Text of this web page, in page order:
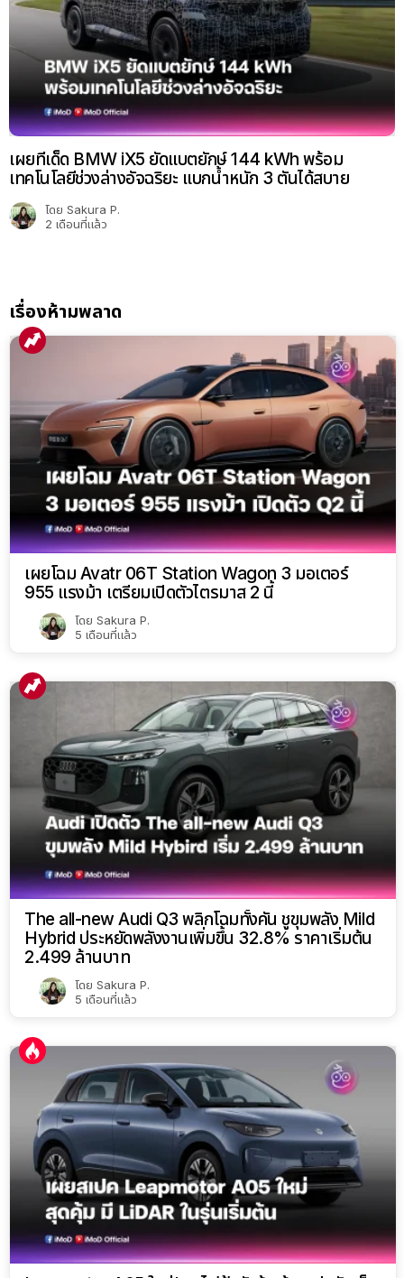
เผยทีเด็ด BMW iX5 ยัดแบตยักษ์ 144 kWh พร้อม
เทคโนโลยีช่วงล่างอัจฉริยะ แบกน้ำหนัก 3 ตันได้สบาย
โดย Sakura P.
2 เดือนที่แล้ว
เรื่องห้ามพลาด
เผยโฉม Avatr 06T Station Wagon 3 มอเตอร์
955 แรงม้า เตรียมเปิดตัวไตรมาส 2 นี้
โดย Sakura P.
5 เดือนที่แล้ว
The all-new Audi Q3 พลิกโฉมทั้งคัน ชูขุมพลัง Mild
Hybrid ประหยัดพลังงานเพิ่มขึ้น 32.8% ราคาเริ่มต้น
2.499 ล้านบาท
โดย Sakura P.
5 เดือนที่แล้ว